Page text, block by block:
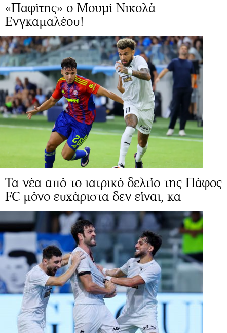
«Παφίτης» ο Μουμί Νικολά
Ενγκαμαλέου!
Τα νέα από το ιατρικό δελτίο της Πάφος
FC μόνο ευχάριστα δεν είναι, κα